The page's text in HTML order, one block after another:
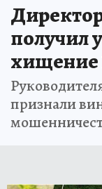
получил
хищение
признали